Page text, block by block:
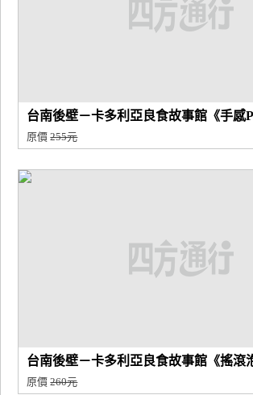
台南後壁－卡多利亞良食故事館《手感
原價255元
台南後壁－卡多利亞良食故事館《搖滾
原價260元